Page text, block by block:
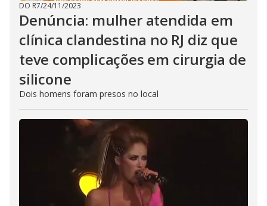
DO R7/24/11/2023
Denúncia: mulher atendida em
clínica clandestina no RJ diz que
teve complicações em cirurgia de
silicone
Dois homens foram presos no local